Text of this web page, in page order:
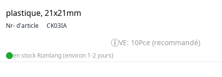
plastique, 21x21mm
Nr- d'article CK03IA
VE: 10Pce (recommandé)
en stock Rümlang (environ 1-2 jours)